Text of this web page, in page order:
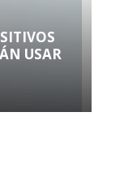
USAR